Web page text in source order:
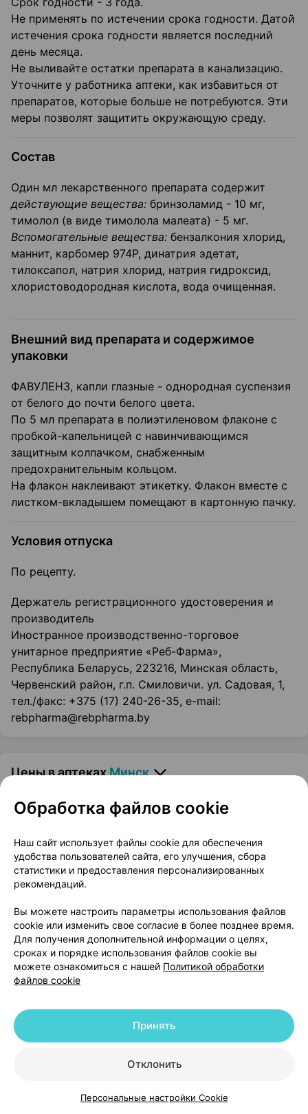
КаталогКорзинаИзбранноеПрофиль
Не применять по истечении срока годности. Датой
истечения срока годности является последний
день месяца.
Не выливайте остатки препарата в канализацию.
Уточните у работника аптеки, как избавиться от
препаратов, которые больше не потребуются. Эти
меры позволят защитить окружающую среду.
Состав
Один мл лекарственного препарата содержит
действующие вещества: бринзоламид - 10 мг,
тимолол (в виде тимолола малеата) - 5 мг.
Вспомогательные вещества: бензалкония хлорид,
маннит, карбомер 974Р, динатрия эдетат,
тилоксапол, натрия хлорид, натрия гидроксид,
хлористоводородная кислота, вода очищенная.
Внешний вид препарата и содержимое
упаковки
ФАВУЛЕНЗ, капли глазные - однородная суспензия
от белого до почти белого цвета.
По 5 мл препарата в полиэтиленовом флаконе с
пробкой-капельницей с навинчивающимся
защитным колпачком, снабженным
предохранительным кольцом.
На флакон наклеивают этикетку. Флакон вместе с
листком-вкладышем помещают в картонную пачку.
Условия отпуска
По рецепту.
Держатель регистрационного удостоверения и
производитель
Иностранное производственно-торговое
унитарное предприятие «Реб-Фарма»,
Республика Беларусь, 223216, Минская область,
Червенский район, г.п. Смиловичи. ул. Садовая, 1,
тел./факс: +375 (17) 240-26-35, e-mail:
rebpharma@rebpharma.by
Цены в аптекахМинск
Фавуленз, капли, 5 мл× 1
Инструкция
16,94 — 23,31 р.
Где купить В корзину
Аналоги
Азарга, капли, 5 мл×1
Алкон Лабораториз
Обработка файлов cookie
Наш сайт использует файлы cookie для обеспечения
удобства пользователей сайта, его улучшения, сбора
статистики и предоставления персонализированных
рекомендаций.
Вы можете настроить параметры использования файлов
cookie или изменить свое согласие в более позднее время.
Для получения дополнительной информации о целях,
сроках и порядке использования файлов cookie вы
можете ознакомиться с нашей Политикой обработки
файлов cookie
Отклонить
Принять
Персональные настройки Cookie